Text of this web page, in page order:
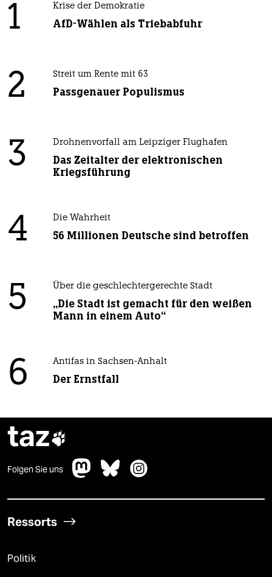
1 Krise der Demokratie
AfD-Wählen als Triebabfuhr
2 Streit um Rente mit 63
Passgenauer Populismus
3 Drohnenvorfall am Leipziger Flughafen
Das Zeitalter der elektronischen
Kriegsführung
4 Die Wahrheit
56 Millionen Deutsche sind betroffen
5 Über die geschlechtergerechte Stadt
„Die Stadt ist gemacht für den weißen
Mann in einem Auto“
6 Antifas in Sachsen-Anhalt
Der Ernstfall
taz
Folgen Sie uns
Ressorts
Politik